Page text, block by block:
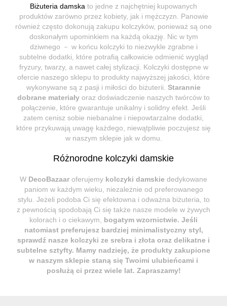
Biżuteria damska to jedne z najchętniej kupowanych
produktów zarówno przez kobiety, jak i mężczyzn. Panowie
również często dokonują zakupu kolczyków, ponieważ są one
doskonałym upominkiem na każdą okazję. Nic w tym
dziwnego － w końcu kolczyki to niezwykle zgrabne i
subtelne dodatki, które potrafią całkowicie odmienić wygląd
fryzury, twarzy, a nawet całej stylizacji. Kolczyki dostępne w
ofercie naszego sklepu to produkty najwyższej jakości, które
wykonywane są z pasji i miłości do biżuterii. Starannie
dobrane materiały oraz doświadczenie naszych twórców to
połączenie, które gwarantuje unikalny i solidny efekt. Jeśli
zatem cenisz sobie niebanalne i niepowtarzalne dodatki,
które przykuwają uwagę każdego, niewątpliwie poczujesz się
w naszym sklepie jak w domu.
Różnorodne kolczyki damskie
W DecoBazaar oferujemy kolczyki damskie dedykowane
paniom w każdym wieku, niezależnie od preferowanego
stylu. Jeżeli podoba Ci się efektowna i odważna biżuteria, to
z pewnością spodobają Ci się także nasze modele w żywych
kolorach i o ciekawym, bogatym wzornictwie. Jeśli
natomiast preferujesz bardziej minimalistyczny styl,
sprawdź nasze kolczyki ze srebra i złota oraz delikatne i
subtelne sztyfty. Mamy nadzieję, że produkty zakupione
w naszym sklepie staną się Twoimi ulubieńcami i
posłużą ci przez wiele lat. Zapraszamy!